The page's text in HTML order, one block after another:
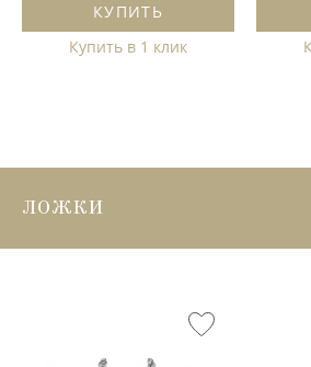
КУПИТЬ
Купить в 1 клик
ЛОЖКИ